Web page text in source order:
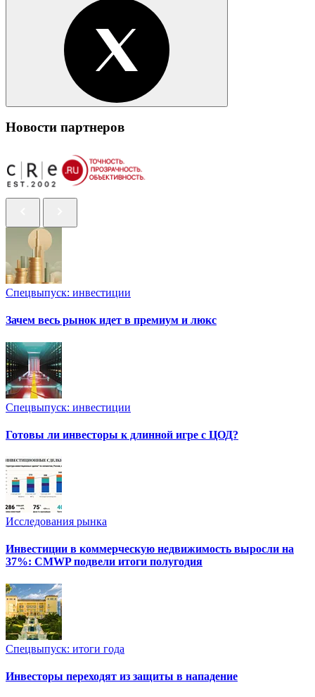
Новости партнеров
Спецвыпуск: инвестиции
Зачем весь рынок идет в премиум и люкс
Спецвыпуск: инвестиции
Готовы ли инвесторы к длинной игре с ЦОД?
Исследования рынка
Инвестиции в коммерческую недвижимость выросли на
37%: CMWP подвели итоги полугодия
Спецвыпуск: итоги года
Инвесторы переходят из защиты в нападение